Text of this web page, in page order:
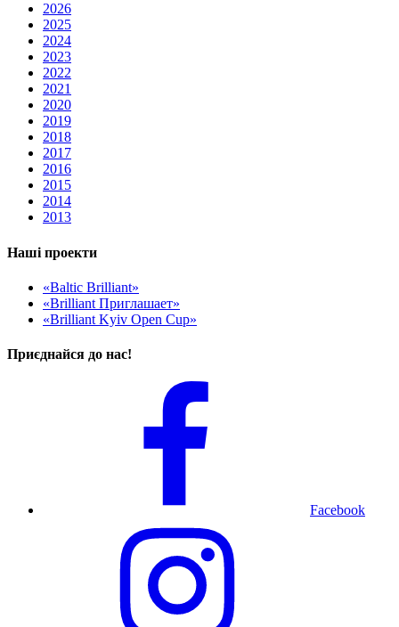
2026
2025
2024
2023
2022
2021
2020
2019
2018
2017
2016
2015
2014
2013
Наші проекти
«Baltic Brilliant»
«Brilliant Приглашает»
«Brilliant Kyiv Open Cup»
Приєднайся до нас!
Facebook